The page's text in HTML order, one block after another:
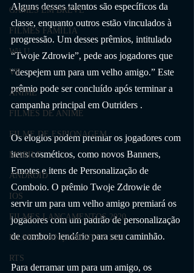
GAMES EM BREVE
FILMES FAMÍLIA
Wii U
VR
ANIME
FILMES DE ANIME
FILME DE ESPIONAGEM
MOBILE
ANDROID
IOS
FILMES LANÇAMENTOS 2020
FILMES LANÇAMENTOS 2021
RTS
Alguns desses talentos são específicos da
classe, enquanto outros estão vinculados à
progressão. Um desses prêmios, intitulado
“Twoje Zdrowie”, pede aos jogadores que
“despejem um para um velho amigo.” Este
prêmio pode ser concluído após terminar a
campanha principal em Outriders .
Os elogios podem premiar os jogadores com
itens cosméticos, como novos Banners,
Emotes e itens de Personalização de
Comboio. O prêmio Twoje Zdrowie de
servir um para um velho amigo premiará os
jogadores com um padrão de personalização
de comboio lendário para seu caminhão.
Para derramar um para um amigo, os